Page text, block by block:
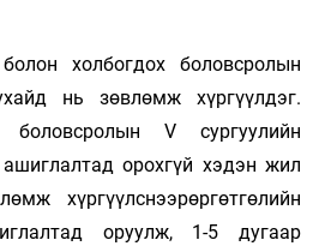
холбогдох боловсролын
нь зөвлөмж хүргүүлдэг.
боловсролын V сургуулийн
орохгүй хэдэн жил
хүргүүлснээрөргөтгөлийн
оруулж, 1-5 дугаар